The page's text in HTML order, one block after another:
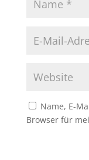
Name, E-
Browser für